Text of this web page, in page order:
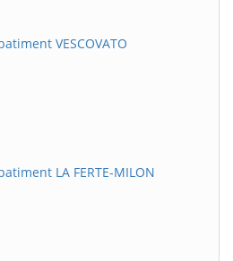
VESCOVATO
LA FERTE-MILON